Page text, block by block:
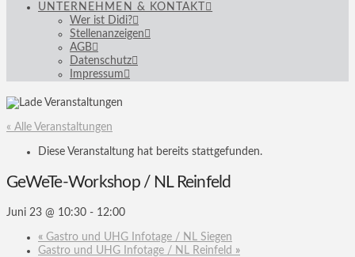
UNTERNEHMEN & KONTAKT
Wer ist Didi?
Stellenanzeigen
AGB
Datenschutz
Impressum
« Alle Veranstaltungen
Diese Veranstaltung hat bereits stattgefunden.
GeWeTe-Workshop / NL Reinfeld
Juni 23 @ 10:30 - 12:00
« Gastro und UHG Infotage / NL Siegen
Gastro und UHG Infotage / NL Reinfeld »